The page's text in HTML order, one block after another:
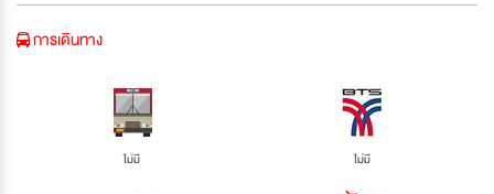
การเดินทาง
ไม่มี ไม่มี